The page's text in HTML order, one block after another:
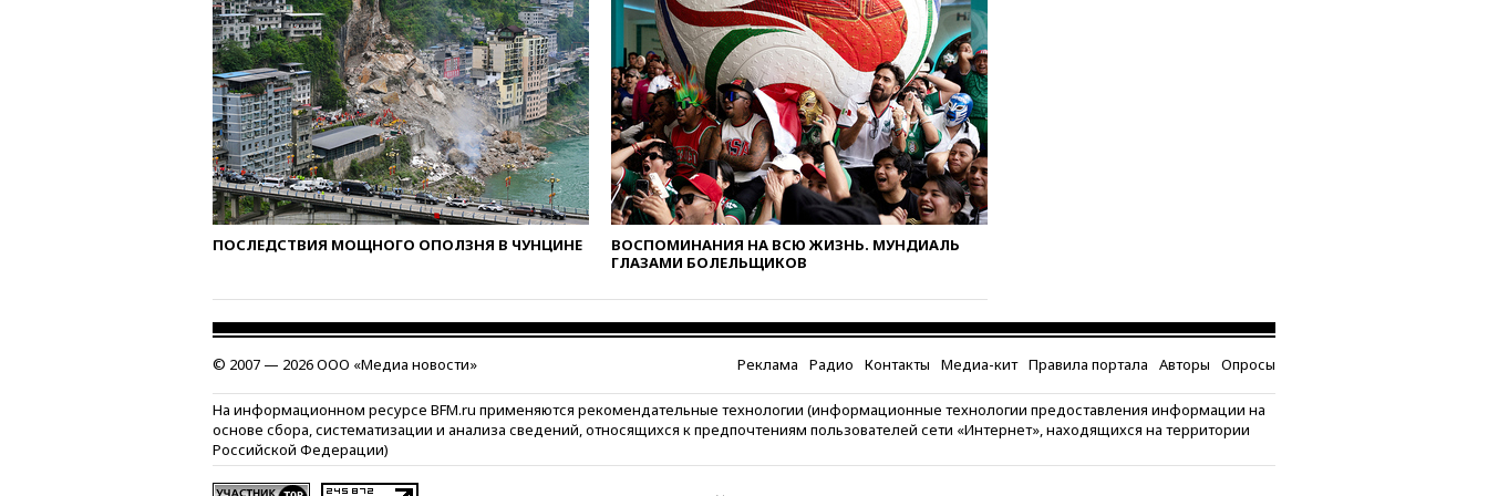
устроил стрельбу в школе:
есть жертвы
07:00 Лесной пожар в 30
километрах от Ванкувера
привел к эвакуации жителей
06:00Суд обязал Meta
выплатить $567 млн по делу о
вреде психическому
здоровью детей
05:51Трамп подписал указ
против «родильного туризма»
рублей в пользу семьи
мальчика
03:00 МИД РФ: попытки Запада
рассорить Россию и Казахстан
ПОСЛЕДСТВИЯ МОЩНОГО ОПОЛЗНЯ В ЧУНЦИНЕ
ВОСПОМИНАНИЯ НА ВСЮ ЖИЗНЬ. МУНДИАЛЬ
ГЛАЗАМИ БОЛЕЛЬЩИКОВ
© 2007 — 2026 ООО «Медиа новости» Реклама Радио Контакты Медиа-кит Правила портала Авторы Опросы
На информационном ресурсе BFM.ru применяются рекомендательные технологии (информационные технологии предоставления информации на
основе сбора, систематизации и анализа сведений, относящихся к предпочтениям пользователей сети «Интернет», находящихся на территории
Российской Федерации)